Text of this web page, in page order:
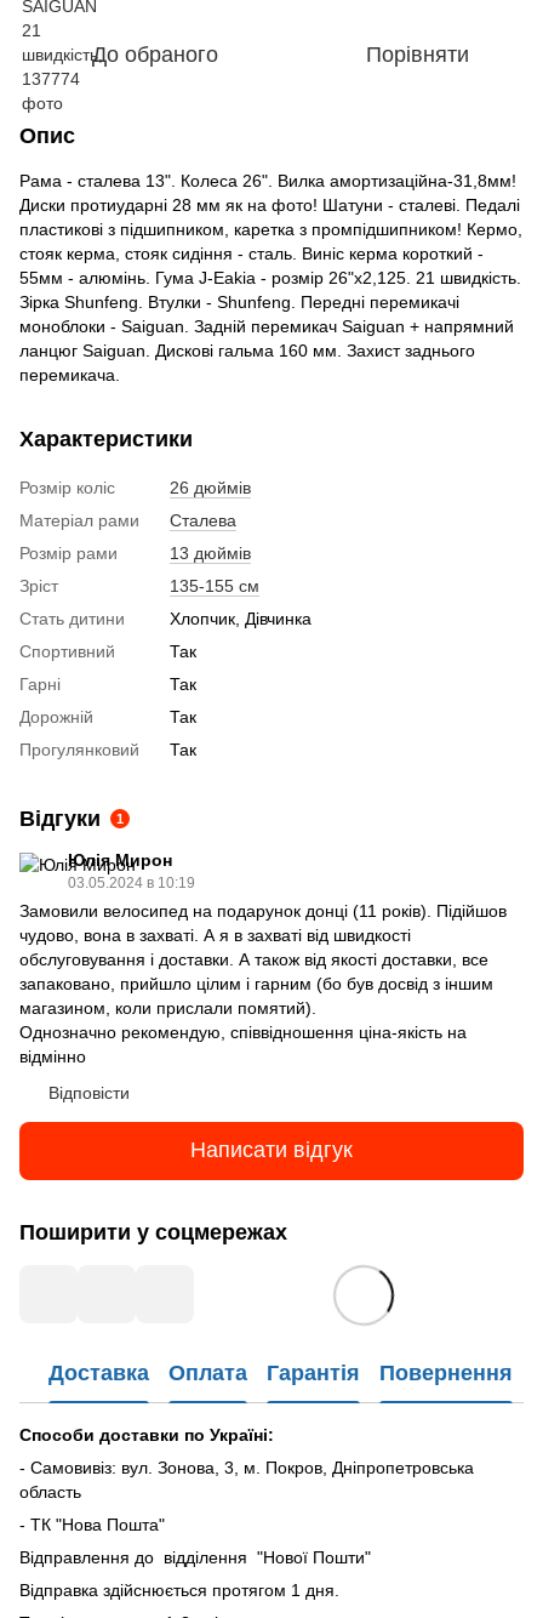
До обраного Порівняти
Опис
Рама - сталева 13". Колеса 26". Вилка амортизаційна-31,8мм!
Диски протиударні 28 мм як на фото! Шатуни - сталеві. Педалі
пластикові з підшипником, каретка з промпідшипником! Кермо,
стояк керма, стояк сидіння - сталь. Виніс керма короткий -
55мм - алюмінь. Гума J-Eakia - розмір 26"х2,125. 21 швидкість.
Зірка Shunfeng. Втулки - Shunfeng. Передні перемикачі
моноблоки - Saiguan. Задній перемикач Saiguan + напрямний
ланцюг Saiguan. Дискові гальма 160 мм. Захист заднього
перемикача.
Характеристики
Розмір коліс
26 дюймів
Матеріал рами
Сталева
Розмір рами
13 дюймів
Зріст
135-155 см
Стать дитини
Хлопчик, Дівчинка
Спортивний
Так
Гарні
Так
Дорожній
Так
Прогулянковий
Так
Відгуки 1
Юлія Мирон
03.05.2024 в 10:19
Замовили велосипед на подарунок донці (11 років). Підійшов
чудово, вона в захваті. А я в захваті від швидкості
обслуговування і доставки. А також від якості доставки, все
запаковано, прийшло цілим і гарним (бо був досвід з іншим
магазином, коли прислали помятий).
Однозначно рекомендую, співвідношення ціна-якість на
відмінно
Відповісти
Написати відгук
Поширити у соцмережах
Доставка Оплата Гарантія Повернення
Способи доставки по Україні:
- Самовивіз: вул. Зонова, 3, м. Покров, Дніпропетровська
область
- ТК "Нова Пошта"
Відправлення до відділення "Нової Пошти"
Відправка здійснюється протягом 1 дня.